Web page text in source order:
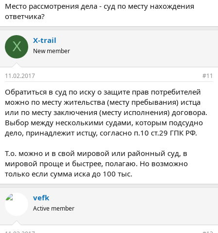
Место рассмотрения дела - суд по месту нахождения
ответчика?
X X-trail
New member
11.02.2017 #11
Обратиться в суд по иску о защите прав потребителей
можно по месту жительства (месту пребывания) истца
или по месту заключения (месту исполнения) договора.
Выбор между несколькими судами, которым подсудно
дело, принадлежит истцу, согласно п.10 ст.29 ГПК РФ.
Т.о. можно и в свой мировой или районный суд, в
мировой проще и быстрее, полагаю. Но возможно
только если сумма иска до 100 тыс.
vefk
Active member